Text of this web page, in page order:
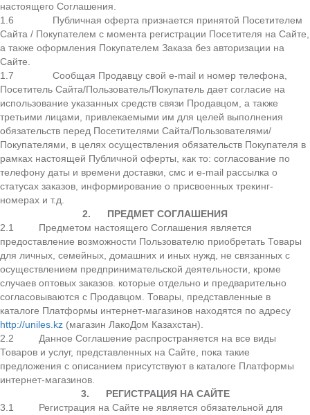
настоящего Соглашения.
1.6 Публичная оферта признается принятой Посетителем
Сайта / Покупателем с момента регистрации Посетителя на Сайте,
а также оформления Покупателем Заказа без авторизации на
Сайте.
1.7 Сообщая Продавцу свой e-mail и номер телефона,
Посетитель Сайта/Пользователь/Покупатель дает согласие на
использование указанных средств связи Продавцом, а также
третьими лицами, привлекаемыми им для целей выполнения
обязательств перед Посетителями Сайта/Пользователями/
Покупателями, в целях осуществления обязательств Покупателя в
рамках настоящей Публичной оферты, как то: согласование по
телефону даты и времени доставки, смс и e-mail рассылка о
статусах заказов, информирование о присвоенных трекинг-
номерах и т.д.
2. ПРЕДМЕТ СОГЛАШЕНИЯ
2.1 Предметом настоящего Соглашения является
предоставление возможности Пользователю приобретать Товары
для личных, семейных, домашних и иных нужд, не связанных с
осуществлением предпринимательской деятельности, кроме
случаев оптовых заказов. которые отдельно и предварительно
согласовываются с Продавцом. Товары, представленные в
каталоге Платформы интернет-магазинов находятся по адресу
http://uniles.kz (магазин ЛакоДом Казахстан).
2.2 Данное Соглашение распространяется на все виды
Товаров и услуг, представленных на Сайте, пока такие
предложения с описанием присутствуют в каталоге Платформы
интернет-магазинов.
3. РЕГИСТРАЦИЯ НА САЙТЕ
3.1 Регистрация на Сайте не является обязательной для